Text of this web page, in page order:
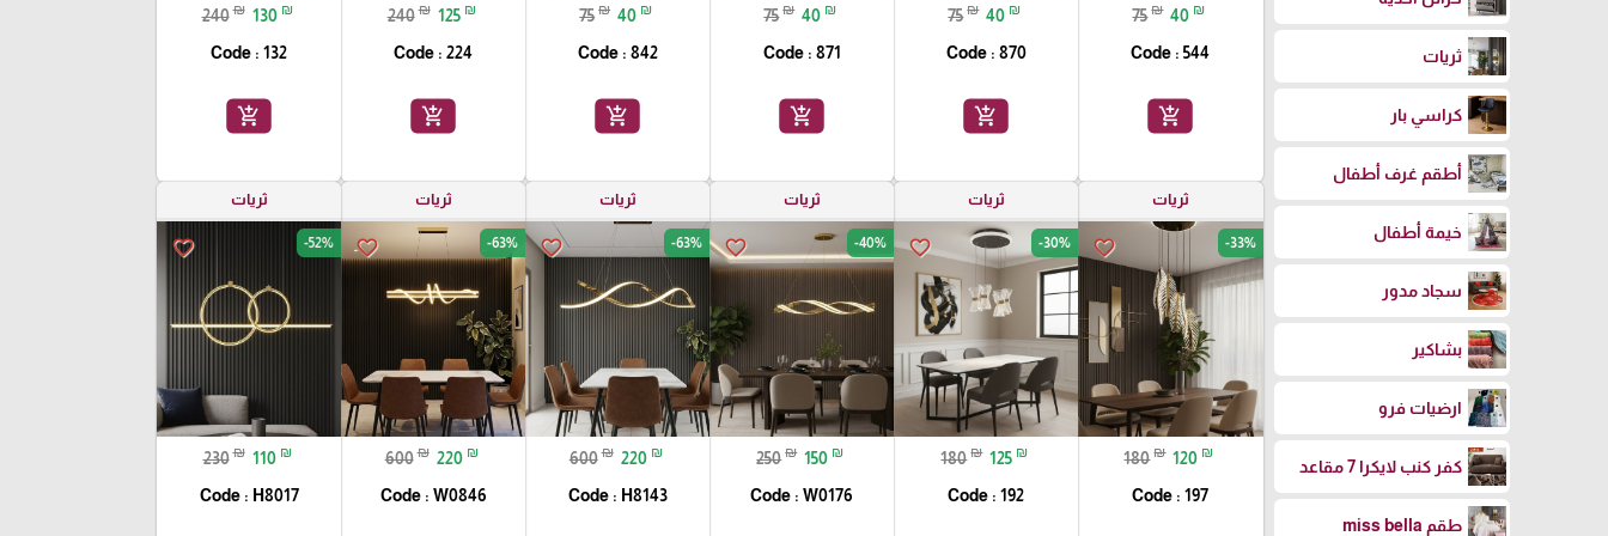
ثريات
كراسي بار
أطقم غرف أطفال
خيمة أطفال
سجاد مدور
بشاكير
ارضيات فرو
كفر كنب لايكرا 7 مقاعد
طقم miss bella
75 ₪ 40 ₪
Code : 544
add_shopping_cart
75 ₪ 40 ₪
Code : 870
add_shopping_cart
75 ₪ 40 ₪
Code : 871
add_shopping_cart
75 ₪ 40 ₪
Code : 842
add_shopping_cart
240 ₪ 125 ₪
Code : 224
add_shopping_cart
240 ₪ 130 ₪
Code : 132
add_shopping_cart
ثريات
favorite_border -33%
180 ₪ 120 ₪
Code : 197
ثريات
favorite_border -30%
180 ₪ 125 ₪
Code : 192
ثريات
favorite_border -40%
250 ₪ 150 ₪
Code : W0176
ثريات
favorite_border -63%
600 ₪ 220 ₪
Code : H8143
ثريات
favorite_border -63%
600 ₪ 220 ₪
Code : W0846
ثريات
favorite_border -52%
230 ₪ 110 ₪
Code : H8017